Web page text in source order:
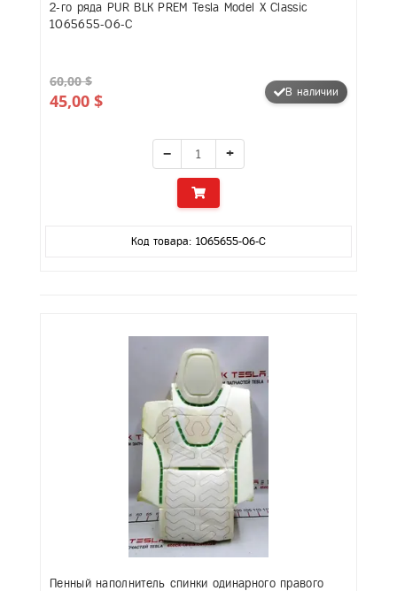
2-го ряда PUR BLK PREM Tesla Model X Classic
1065655-06-C
60,00 $
45,00 $ В наличии
− +
Код товара: 1065655-06-C
Пенный наполнитель спинки одинарного правого